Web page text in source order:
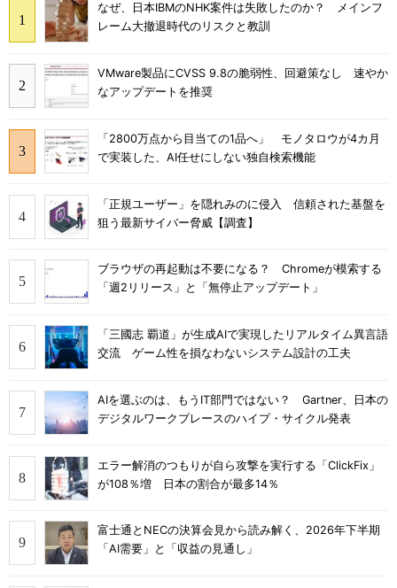
なぜ、日本IBMのNHK案件は失敗したのか？ メインフ
レーム大撤退時代のリスクと教訓
VMware製品にCVSS 9.8の脆弱性、回避策なし 速やか
なアップデートを推奨
「2800万点から目当ての1品へ」 モノタロウが4カ月
で実装した、AI任せにしない独自検索機能
「正規ユーザー」を隠れみのに侵入 信頼された基盤を
狙う最新サイバー脅威【調査】
ブラウザの再起動は不要になる？ Chromeが模索する
「週2リリース」と「無停止アップデート」
「三國志 覇道」が生成AIで実現したリアルタイム異言語
交流 ゲーム性を損なわないシステム設計の工夫
AIを選ぶのは、もうIT部門ではない？ Gartner、日本の
デジタルワークプレースのハイプ・サイクル発表
エラー解消のつもりが自ら攻撃を実行する「ClickFix」
が108％増 日本の割合が最多14％
富士通とNECの決算会見から読み解く、2026年下半期
「AI需要」と「収益の見通し」